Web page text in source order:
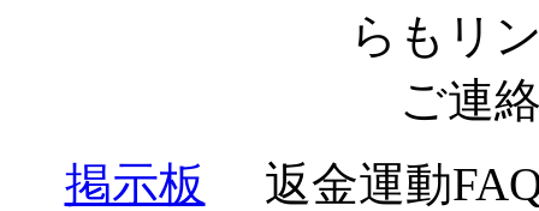
らもリ
ご連
掲示板
返金運動